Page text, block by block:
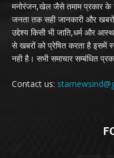
मनोरंजन,खेल जैसे तमाम प्रकार के
जनता तक सही जानकारी और
उद्देश्य किसी भी जाति,धर्म और
से खबरों को प्रेषित करता है इसमें
नही है। सभी समाचार सम्बंधित
Contact us: